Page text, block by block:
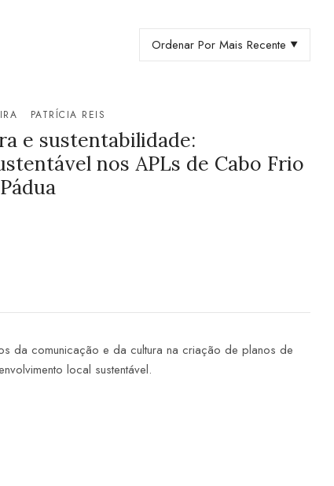
Ordenar Por Mais Recente
PATRÍCIA REIS
e sustentabilidade:
nos APLs de Cabo Frio
da comunicação e da cultura na criação de planos de
local sustentável.